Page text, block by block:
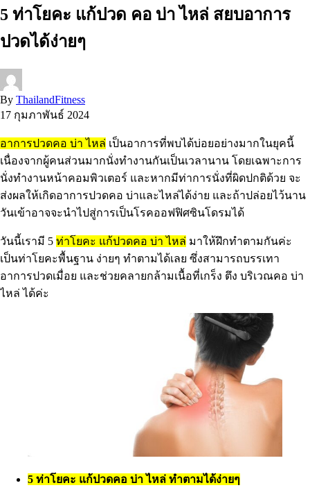
5 ท่าโยคะ แก้ปวด คอ บ่า ไหล่ สยบอาการ
ปวดได้ง่ายๆ
By ThailandFitness
17 กุมภาพันธ์ 2024
อาการปวดคอ บ่า ไหล่ เป็นอาการที่พบได้บ่อยอย่างมากในยุคนี้
เนื่องจากผู้คนส่วนมากนั่งทำงานกันเป็นเวลานาน โดยเฉพาะการ
นั่งทำงานหน้าคอมพิวเตอร์ และหากมีท่าการนั่งที่ผิดปกติด้วย จะ
ส่งผลให้เกิดอาการปวดคอ บ่าและไหล่ได้ง่าย และถ้าปล่อยไว้นาน
วันเข้าอาจจะนำไปสู่การเป็นโรคออฟฟิศซินโดรมได้
วันนี้เรามี 5 ท่าโยคะ แก้ปวดคอ บ่า ไหล่ มาให้ฝึกทำตามกันค่ะ
เป็นท่าโยคะพื้นฐาน ง่ายๆ ทำตามได้เลย ซึ่งสามารถบรรเทา
อาการปวดเมื่อย และช่วยคลายกล้ามเนื้อที่เกร็ง ตึง บริเวณคอ บ่า
ไหล่ ได้ค่ะ
5 ท่าโยคะ แก้ปวดคอ บ่า ไหล่ ทำตามได้ง่ายๆ